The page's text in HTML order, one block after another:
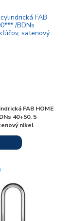
FAB HOME
40+50, 5
nikel